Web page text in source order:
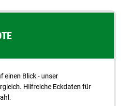
einen Blick - unser
Hilfreiche Eckdaten für